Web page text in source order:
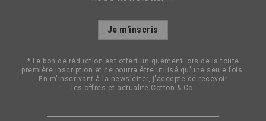
Inscription
d’information
:
Je m'inscris
* Le bon de réduction est offert uniquement lors de la toute
première inscription et ne pourra être utilisé qu'une seule fois.
En m'inscrivant à la newsletter, j'accepte de recevoir
les offres et actualité Cotton & Co.